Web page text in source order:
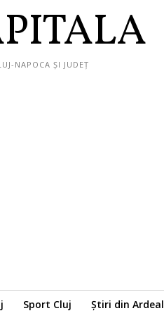
NAPOCA ȘI JUDEȚ
Sport Cluj Știri din Ardeal